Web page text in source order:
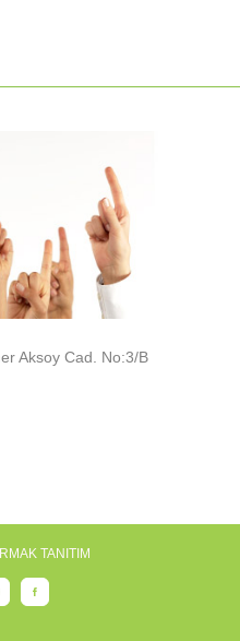
Aksoy Cad. No:3/B
TANITIM
Facebook